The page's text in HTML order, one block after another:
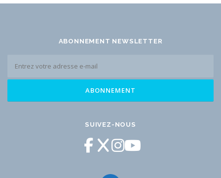
ABONNEMENT NEWSLETTER
SUIVEZ-NOUS